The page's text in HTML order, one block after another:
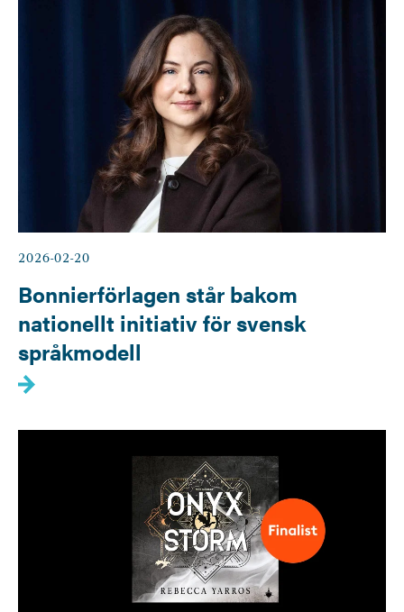
2026-02-20
Bonnierförlagen står bakom
nationellt initiativ för svensk
språkmodell